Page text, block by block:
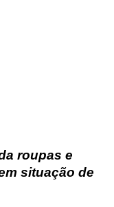
roupas e
situação de